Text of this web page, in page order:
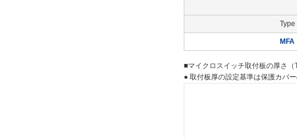
Type
MFA
■マイクロスイッチ取付板の厚さ（
● 取付板厚の設定基準は保護カバ